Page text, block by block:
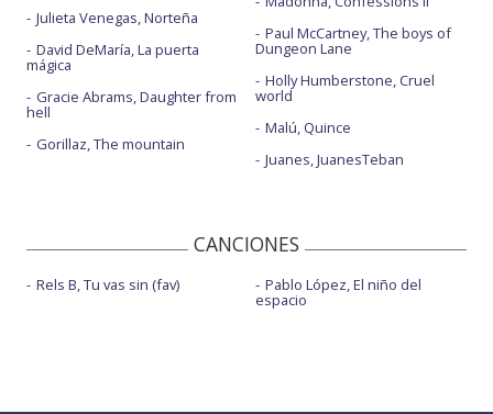
Julieta Venegas, Norteña
David DeMaría, La puerta
mágica
Gracie Abrams, Daughter from
hell
Gorillaz, The mountain
Paul McCartney, The boys of
Dungeon Lane
Holly Humberstone, Cruel
world
Malú, Quince
Juanes, JuanesTeban
CANCIONES
Rels B, Tu vas sin (fav) Pablo López, El niño del
espacio